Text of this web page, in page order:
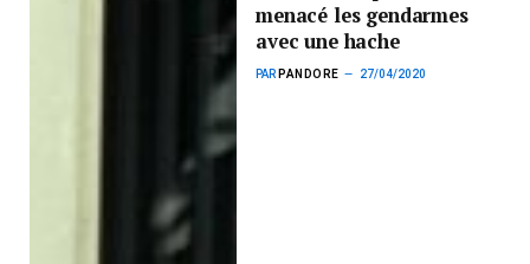
menacé les gendarmes
avec une hache
PAR PANDORE 27/04/2020